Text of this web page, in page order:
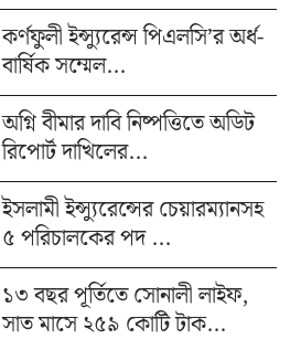
কর্ণফুলী ইন্স্যুরেন্স পিএলসি’র অর্ধ-
বার্ষিক সম্মেল...
অগ্নি বীমার দাবি নিষ্পত্তিতে অডিট
রিপোর্ট দাখিলের...
ইসলামী ইন্স্যুরেন্সের চেয়ারম্যানসহ
৫ পরিচালকের পদ ...
১৩ বছর পূর্তিতে সোনালী লাইফ,
সাত মাসে ২৫৯ কোটি টাক...